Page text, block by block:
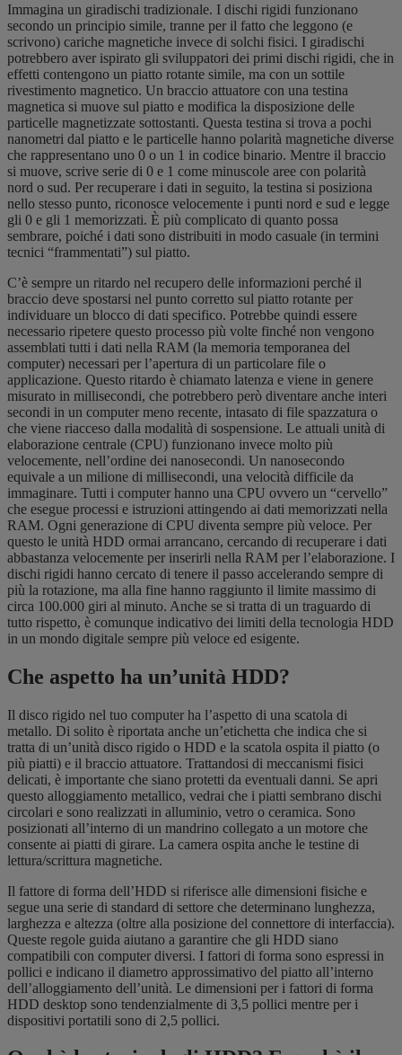
Immagina un giradischi tradizionale. I dischi rigidi funzionano
secondo un principio simile, tranne per il fatto che leggono (e
scrivono) cariche magnetiche invece di solchi fisici. I giradischi
potrebbero aver ispirato gli sviluppatori dei primi dischi rigidi, che in
effetti contengono un piatto rotante simile, ma con un sottile
rivestimento magnetico. Un braccio attuatore con una testina
magnetica si muove sul piatto e modifica la disposizione delle
particelle magnetizzate sottostanti. Questa testina si trova a pochi
nanometri dal piatto e le particelle hanno polarità magnetiche diverse
che rappresentano uno 0 o un 1 in codice binario. Mentre il braccio
si muove, scrive serie di 0 e 1 come minuscole aree con polarità
nord o sud. Per recuperare i dati in seguito, la testina si posiziona
nello stesso punto, riconosce velocemente i punti nord e sud e legge
gli 0 e gli 1 memorizzati. È più complicato di quanto possa
sembrare, poiché i dati sono distribuiti in modo casuale (in termini
tecnici “frammentati”) sul piatto.
C’è sempre un ritardo nel recupero delle informazioni perché il
braccio deve spostarsi nel punto corretto sul piatto rotante per
individuare un blocco di dati specifico. Potrebbe quindi essere
necessario ripetere questo processo più volte finché non vengono
assemblati tutti i dati nella RAM (la memoria temporanea del
computer) necessari per l’apertura di un particolare file o
applicazione. Questo ritardo è chiamato latenza e viene in genere
misurato in millisecondi, che potrebbero però diventare anche interi
secondi in un computer meno recente, intasato di file spazzatura o
che viene riacceso dalla modalità di sospensione. Le attuali unità di
elaborazione centrale (CPU) funzionano invece molto più
velocemente, nell’ordine dei nanosecondi. Un nanosecondo
equivale a un milione di millisecondi, una velocità difficile da
immaginare. Tutti i computer hanno una CPU ovvero un “cervello”
che esegue processi e istruzioni attingendo ai dati memorizzati nella
RAM. Ogni generazione di CPU diventa sempre più veloce. Per
questo le unità HDD ormai arrancano, cercando di recuperare i dati
abbastanza velocemente per inserirli nella RAM per l’elaborazione. I
dischi rigidi hanno cercato di tenere il passo accelerando sempre di
più la rotazione, ma alla fine hanno raggiunto il limite massimo di
circa 100.000 giri al minuto. Anche se si tratta di un traguardo di
tutto rispetto, è comunque indicativo dei limiti della tecnologia HDD
in un mondo digitale sempre più veloce ed esigente.
Che aspetto ha un’unità HDD?
Il disco rigido nel tuo computer ha l’aspetto di una scatola di
metallo. Di solito è riportata anche un’etichetta che indica che si
tratta di un’unità disco rigido o HDD e la scatola ospita il piatto (o
più piatti) e il braccio attuatore. Trattandosi di meccanismi fisici
delicati, è importante che siano protetti da eventuali danni. Se apri
questo alloggiamento metallico, vedrai che i piatti sembrano dischi
circolari e sono realizzati in alluminio, vetro o ceramica. Sono
posizionati all’interno di un mandrino collegato a un motore che
consente ai piatti di girare. La camera ospita anche le testine di
lettura/scrittura magnetiche.
Il fattore di forma dell’HDD si riferisce alle dimensioni fisiche e
segue una serie di standard di settore che determinano lunghezza,
larghezza e altezza (oltre alla posizione del connettore di interfaccia).
Queste regole guida aiutano a garantire che gli HDD siano
compatibili con computer diversi. I fattori di forma sono espressi in
pollici e indicano il diametro approssimativo del piatto all’interno
dell’alloggiamento dell’unità. Le dimensioni per i fattori di forma
HDD desktop sono tendenzialmente di 3,5 pollici mentre per i
dispositivi portatili sono di 2,5 pollici.